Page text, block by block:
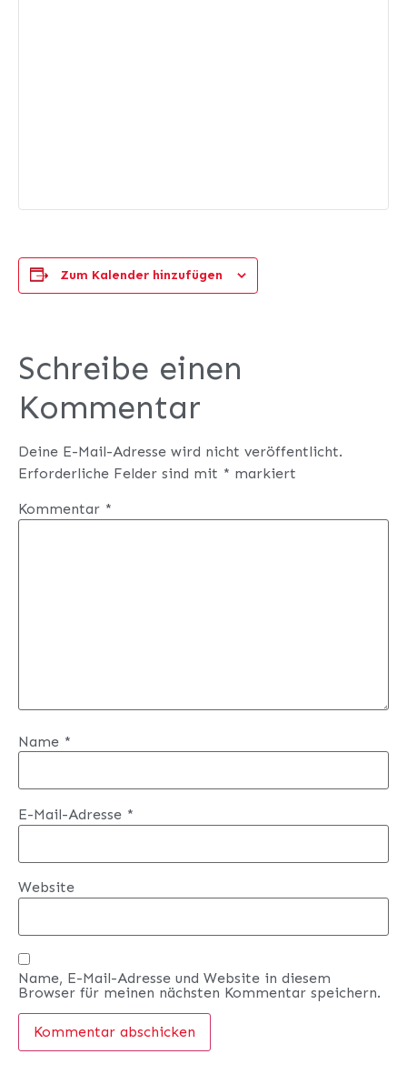
Zum Kalender hinzufügen
Schreibe einen
Kommentar
Deine E-Mail-Adresse wird nicht veröffentlicht.
Erforderliche Felder sind mit * markiert
Kommentar *
Name *
E-Mail-Adresse *
Website
Name, E-Mail-Adresse und Website in diesem
Browser für meinen nächsten Kommentar speichern.